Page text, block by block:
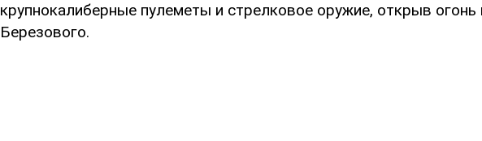
крупнокалиберные пулеметы и стрелковое оружие, открыв огонь
Березового.